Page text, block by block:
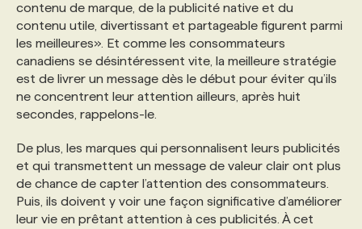
contenu de marque, de la publicité native et du
contenu utile, divertissant et partageable figurent parmi
les meilleures». Et comme les consommateurs
canadiens se désintéressent vite, la meilleure stratégie
est de livrer un message dès le début pour éviter qu’ils
ne concentrent leur attention ailleurs, après huit
secondes, rappelons-le.
De plus, les marques qui personnalisent leurs publicités
et qui transmettent un message de valeur clair ont plus
de chance de capter l’attention des consommateurs.
Puis, ils doivent y voir une façon significative d’améliorer
leur vie en prêtant attention à ces publicités. À cet